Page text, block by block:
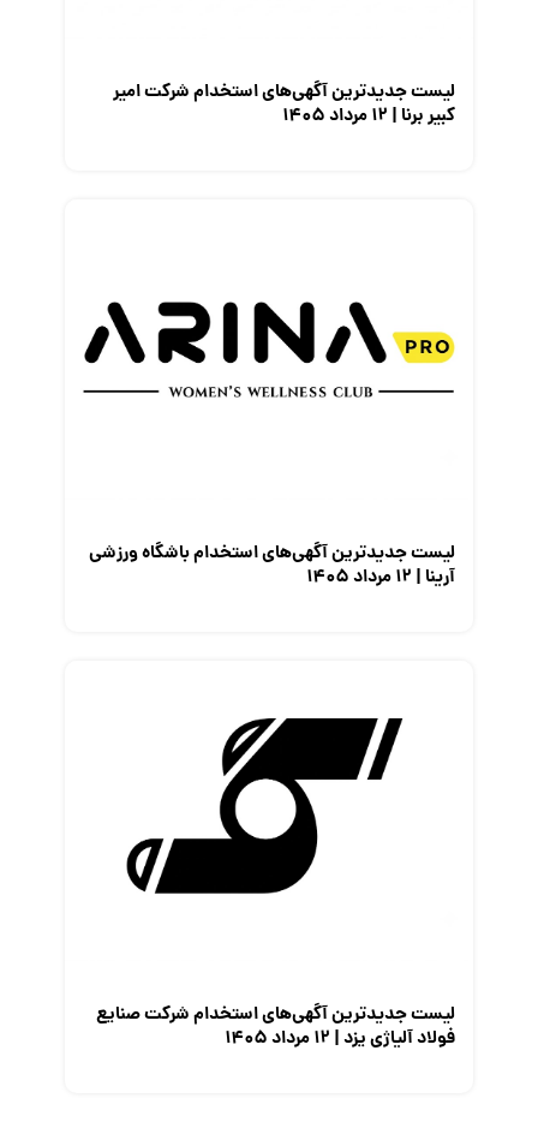
لیست جدیدترین آگهی‌های استخدام شرکت امیر
کبیر برنا | ۱۲ مرداد ۱۴۰۵
لیست جدیدترین آگهی‌های استخدام باشگاه ورزشی
آرینا | ۱۲ مرداد ۱۴۰۵
لیست جدیدترین آگهی‌های استخدام شرکت صنایع
فولاد آلیاژی یزد | ۱۲ مرداد ۱۴۰۵